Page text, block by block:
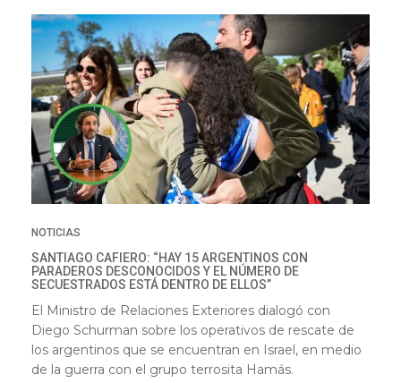
NOTICIAS
SANTIAGO CAFIERO: “HAY 15 ARGENTINOS CON
PARADEROS DESCONOCIDOS Y EL NÚMERO DE
SECUESTRADOS ESTÁ DENTRO DE ELLOS”
El Ministro de Relaciones Exteriores dialogó con
Diego Schurman sobre los operativos de rescate de
los argentinos que se encuentran en Israel, en medio
de la guerra con el grupo terrosita Hamás.